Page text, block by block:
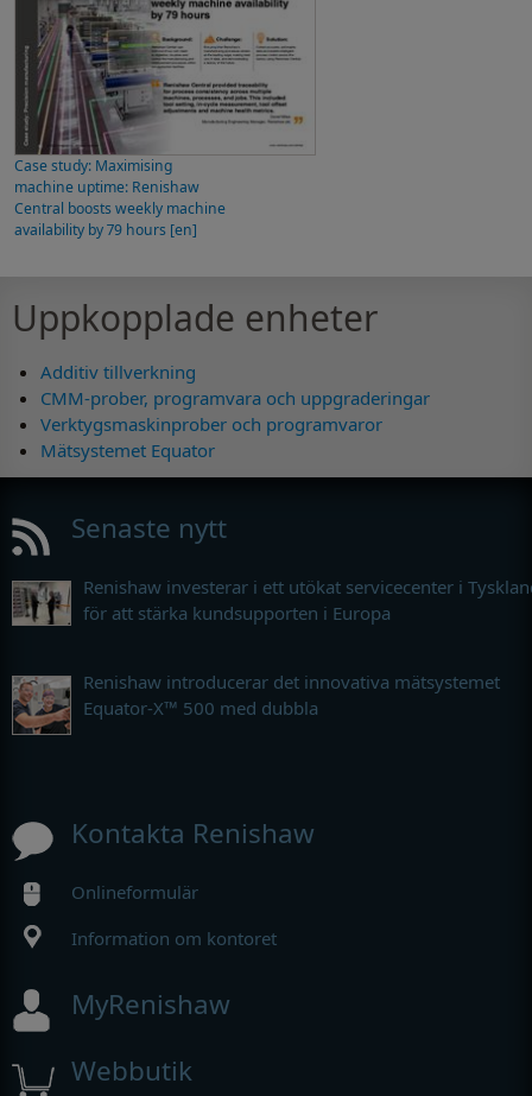
Case study: Maximising
machine uptime: Renishaw
Central boosts weekly machine
availability by 79 hours [en]
Uppkopplade enheter
Additiv tillverkning
CMM-prober, programvara och uppgraderingar
Verktygsmaskinprober och programvaror
Mätsystemet Equator
Senaste nytt
Renishaw investerar i ett utökat servicecenter i
för att stärka kundsupporten i Europa
Renishaw introducerar det innovativa mätsystemet
Equator-X™ 500 med dubbla
Kontakta Renishaw
Onlineformulär
Information om kontoret
MyRenishaw
Webbutik